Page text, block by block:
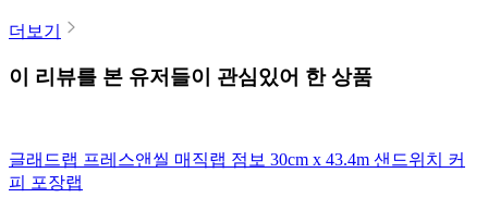
더보기
이 리뷰를 본 유저들이 관심있어 한 상품
글래드랩 프레스앤씰 매직랩 점보 30cm x 43.4m 샌드위치 커
피 포장랩